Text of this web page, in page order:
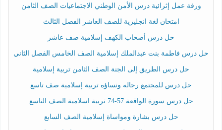
ورقة عمل إثرائية درس الأمن الوطني الاجتماعيات الصف الثامن
امتحان لغة انجليزية للصف العاشر الفصل الثالث
حل درس أصحاب الكهف إسلامية صف عاشر
حل درس فاطمة بنت عبدالملك إسلامية الصف الخامس الفصل الثاني
حل درس الطريق إلى الجنة الصف الثامن تربية إسلامية
حل درس للمجتمع رجاله ونساؤه تربية إسلامية صف تاسع
حل درس سورة الواقعة 57-74 تربية اسلامية الصف التاسع
حل درس بشارة ومواساة إسلامية الصف السابع